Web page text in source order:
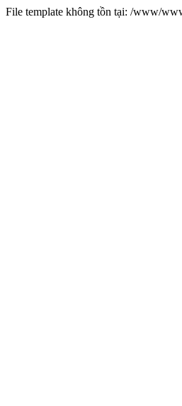
File template không tồn tại: /www/